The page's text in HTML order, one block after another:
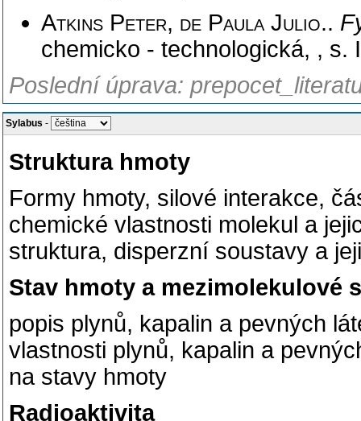
Atkins Peter, de Paula Julio..
chemicko - technologická, , s.
Poslední úprava:
Sylabus -
Struktura hmoty
Formy hmoty, silové interakce,
chemické vlastnosti molekul a
struktura, disperzní soustavy a
Stav hmoty a mezimolekulové
popis plynů, kapalin a pevných
vlastnosti plynů, kapalin a
na stavy hmoty
Radioaktivita